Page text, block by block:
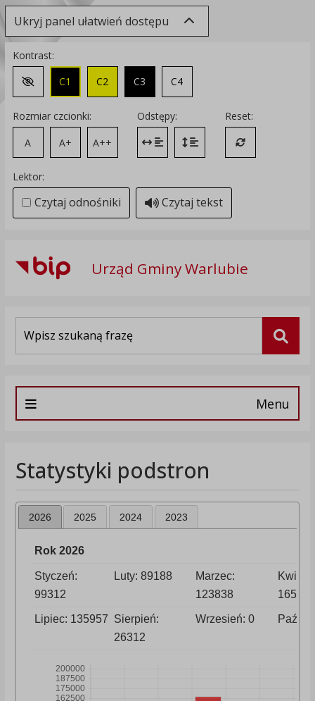
Ukryj panel ułatwień dostępu
Kontrast:
Zmień kontrast na domyślny
C1 C2 C3 C4
Rozmiar czcionki:
A
A+ A++
Odstępy:
Zmień odstęp między literami
Zmień interlinię i margines
Reset:
Przywróć
Lektor:
Czytaj odnośniki Czytaj tekst
Urząd Gminy Warlubie
Menu
Statystyki podstron
2026 2025 2024 2023
Rok 2026
Styczeń:
99312
Luty: 89188
Marzec:
123838
Lipiec: 135957 Sierpień:
26312
Wrzesień: 0